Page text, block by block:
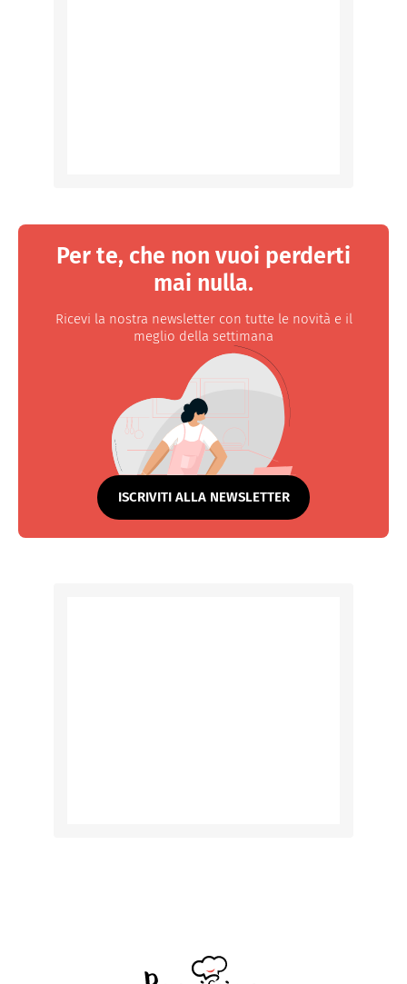
Per te, che non vuoi perderti
mai nulla.
Ricevi la nostra newsletter con tutte le novità e il
meglio della settimana
ISCRIVITI ALLA NEWSLETTER